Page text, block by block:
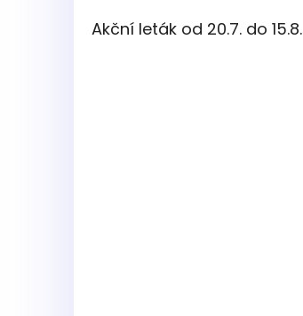
Akční leták od 20.7. do 15.8.